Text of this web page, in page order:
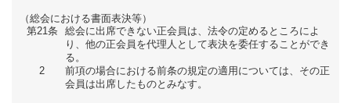
（総会における書面表決等）
第21条
総会に出席できない正会員は、法令の定めるところによ
り、他の正会員を代理人として表決を委任することができ
る。
2
前項の場合における前条の規定の適用については、その正
会員は出席したものとみなす。